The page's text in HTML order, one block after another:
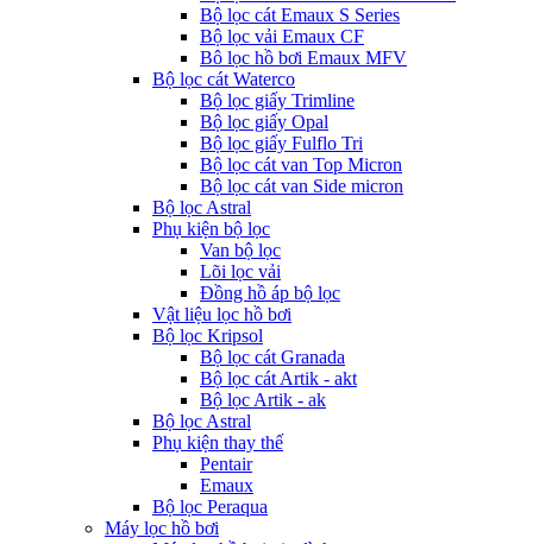
Bộ lọc cát Emaux S Series
Bộ lọc vải Emaux CF
Bô lọc hồ bơi Emaux MFV
Bộ lọc cát Waterco
Bộ lọc giấy Trimline
Bộ lọc giấy Opal
Bộ lọc giấy Fulflo Tri
Bộ lọc cát van Top Micron
Bộ lọc cát van Side micron
Bộ lọc Astral
Phụ kiện bộ lọc
Van bộ lọc
Lõi lọc vải
Đồng hồ áp bộ lọc
Vật liệu lọc hồ bơi
Bộ lọc Kripsol
Bộ lọc cát Granada
Bộ lọc cát Artik - akt
Bộ lọc Artik - ak
Bộ lọc Astral
Phụ kiện thay thế
Pentair
Emaux
Bộ lọc Peraqua
Máy lọc hồ bơi